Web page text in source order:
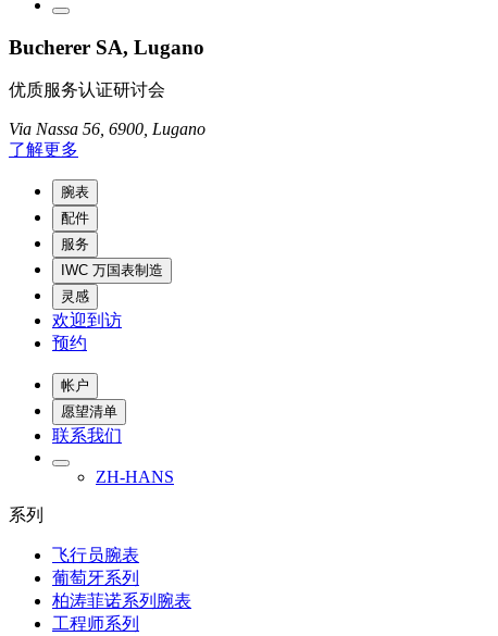
Bucherer SA, Lugano
优质服务认证研讨会
Via Nassa 56, 6900, Lugano
了解更多
腕表
配件
服务
IWC 万国表制造
灵感
欢迎到访
预约
帐户
愿望清单
联系我们
ZH-HANS
系列
飞行员腕表
葡萄牙系列
柏涛菲诺系列腕表
工程师系列